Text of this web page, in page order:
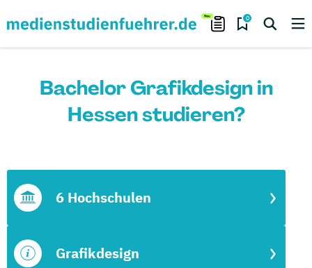
0
Bachelor Grafikdesign in
Hessen studieren?
Grafikdesign
6 Hochschulen